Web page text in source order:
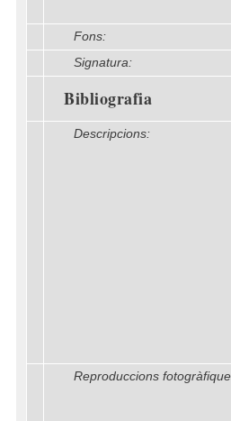
Fons:
Signatura:
Bibliografia
Descripcions:
Reproduccions